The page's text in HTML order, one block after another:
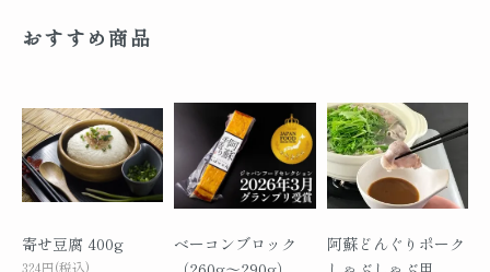
おすすめ商品
寄せ豆腐 400g
324円(税込)
ベーコンブロック
阿蘇どんぐりポーク